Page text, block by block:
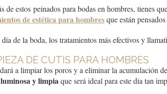
de estos peinados para bodas en hombres, tienes
de estética para hombresque están
día de la boda, los tratamientos más efectivos y
DE CUTIS PARA HOMBRES
a limpiar los poros y a eliminar la acumulación
luminosa y limpia que será ideal para este día tan